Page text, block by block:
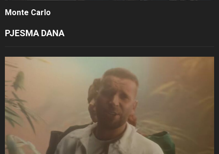
Monte Carlo
PJESMA DANA